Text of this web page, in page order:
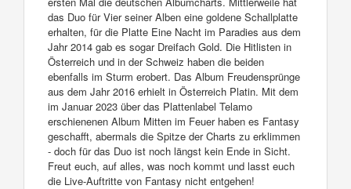
das Duo für Vier seiner Alben eine goldene Schallplatte
erhalten, für die Platte Eine Nacht im Paradies aus dem
Jahr 2014 gab es sogar Dreifach Gold. Die Hitlisten in
Österreich und in der Schweiz haben die beiden
ebenfalls im Sturm erobert. Das Album Freudensprünge
aus dem Jahr 2016 erhielt in Österreich Platin. Mit dem
im Januar 2023 über das Plattenlabel Telamo
erschienenen Album Mitten im Feuer haben es Fantasy
geschafft, abermals die Spitze der Charts zu erklimmen
- doch für das Duo ist noch längst kein Ende in Sicht.
Freut euch, auf alles, was noch kommt und lasst euch
die Live-Auftritte von Fantasy nicht entgehen!